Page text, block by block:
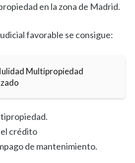
en la zona de Madrid.
favorable se consigue:
Multipropiedad
crédito
de mantenimiento.